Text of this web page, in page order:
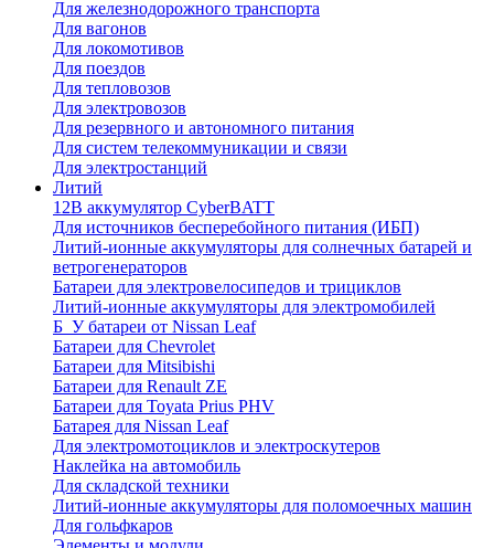
Для железнодорожного транспорта
Для вагонов
Для локомотивов
Для поездов
Для тепловозов
Для электровозов
Для резервного и автономного питания
Для систем телекоммуникации и связи
Для электростанций
Литий
12В аккумулятор CyberBATT
Для источников бесперебойного питания (ИБП)
Литий-ионные аккумуляторы для солнечных батарей и
ветрогенераторов
Батареи для электровелосипедов и трициклов
Литий-ионные аккумуляторы для электромобилей
Б_У батареи от Nissan Leaf
Батареи для Chevrolet
Батареи для Mitsibishi
Батареи для Renault ZE
Батареи для Toyata Prius PHV
Батарея для Nissan Leaf
Для электромотоциклов и электроскутеров
Наклейка на автомобиль
Для складской техники
Литий-ионные аккумуляторы для поломоечных машин
Для гольфкаров